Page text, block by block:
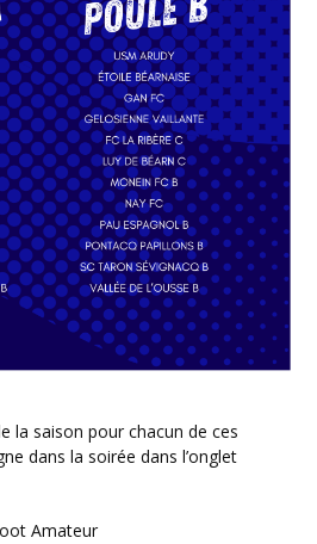
dans la soirée dans l’onglet
Amateur